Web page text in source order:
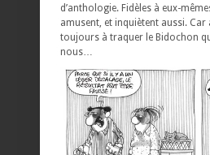
d’anthologie. Fidèles à eux-
amusent, et inquiètent aussi. Car
toujours à traquer le Bidochon
nous…